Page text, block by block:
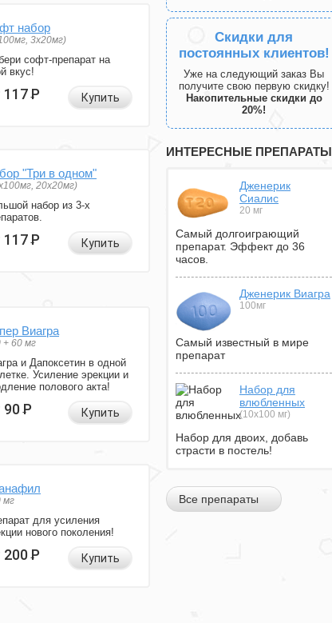
набор
3x20мг)
софт-препарат на
вкус!
117Р Купить
"Три в одном"
20x20мг)
набор из 3-х
117Р Купить
Виагра
+ 60 мг
и Дапоксетин в одной
Усиление эрекции и
полового акта!
90Р Купить
мг
для усиления
нового поколения!
200Р Купить
Скидки для
постоянных клиентов!
Уже на следующий заказ Вы
получите свою первую скидку!
Накопительные скидки до
20%!
ИНТЕРЕСНЫЕ ПРЕПАРАТЫ
Дженерик
Сиалис
20 мг
Самый долгоиграющий
препарат. Эффект до 36
часов.
Дженерик Виагра
100мг
Самый известный в мире
препарат
Набор для
влюбленных
(10х100 мг)
Набор для двоих, добавь
страсти в постель!
Все препараты